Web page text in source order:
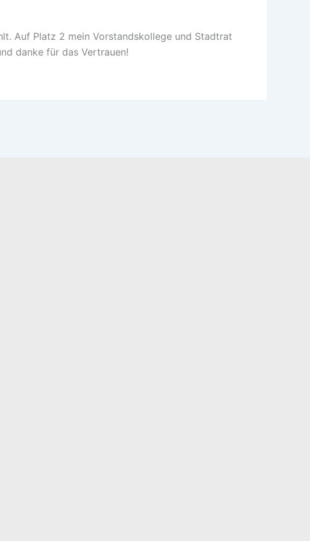
Auf Platz 2 mein Vorstandskollege und Stadtrat
danke für das Vertrauen!